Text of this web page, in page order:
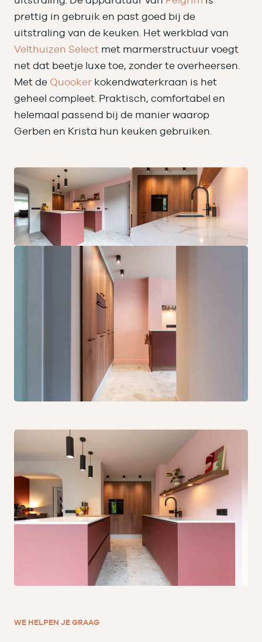
prettig in gebruik en past goed bij de
uitstraling van de keuken. Het werkblad van
Velthuizen Select met marmerstructuur voegt
net dat beetje luxe toe, zonder te overheersen.
Met de Quooker kokendwaterkraan is het
geheel compleet. Praktisch, comfortabel en
helemaal passend bij de manier waarop
Gerben en Krista hun keuken gebruiken.
WE HELPEN JE GRAAG